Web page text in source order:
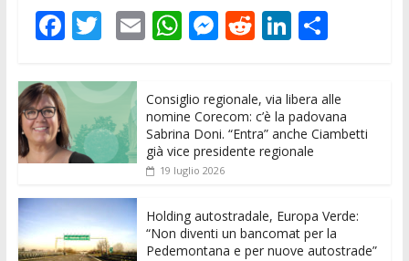
F
e
b
o
o
k
T
itt
er
E
l
W
at
s
A
p
M
e
n
g
R
di
t
Li
k
e
dI
C
n
di
vi
Consiglio regionale, via libera alle
nomine Corecom: c’è la padovana
Sabrina Doni. “Entra” anche Ciambetti
già vice presidente regionale
19 luglio 2026
Holding autostradale, Europa Verde:
“Non diventi un bancomat per la
Pedemontana e per nuove autostrade”